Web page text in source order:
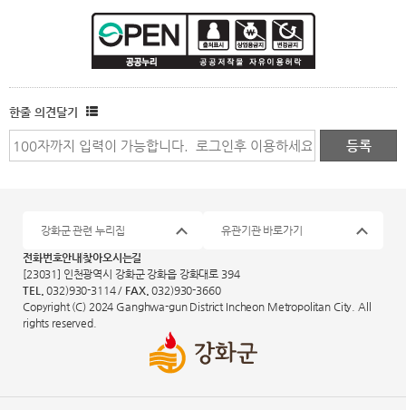
한줄 의견달기
전화번호안내 찾아오시는길
[23031] 인천광역시 강화군 강화읍 강화대로 394
TEL.
032)930-3114 / FAX. 032)930-3660
Copyright (C) 2024 Ganghwa-gun District Incheon Metropolitan City. All
rights reserved.
강화군 관련 누리집 유관기관 바로가기